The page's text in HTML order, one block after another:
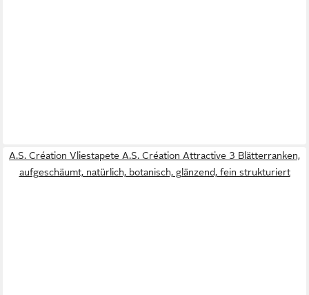
A.S. Création Vliestapete A.S. Création Attractive 3 Blätterranken,
aufgeschäumt, natürlich, botanisch, glänzend, fein strukturiert